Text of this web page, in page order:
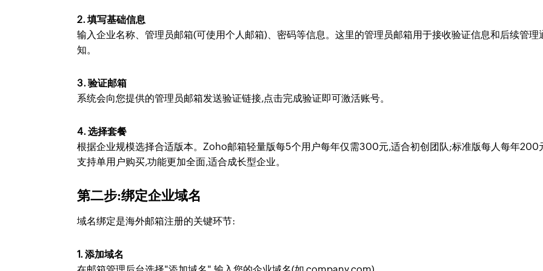
2. 填写基础信息
输入企业名称、管理员邮箱(可使用个人邮箱)、密码等信息。这里的管理员邮箱用于接收验证信息和后续管理
知。
3. 验证邮箱
系统会向您提供的管理员邮箱发送验证链接,点击完成验证即可激活账号。
4. 选择套餐
根据企业规模选择合适版本。Zoho邮箱轻量版每5个用户每年仅需300元,适合初创团队;标准版每人每年200
支持单用户购买,功能更加全面,适合成长型企业。
第二步:绑定企业域名
域名绑定是海外邮箱注册的关键环节:
1. 添加域名